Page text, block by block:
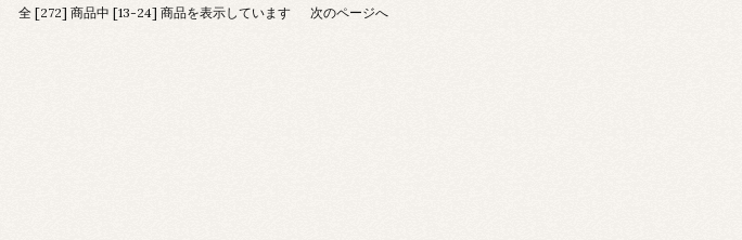
全 [272] 商品中 [13-24] 商品を表示しています 次のページへ